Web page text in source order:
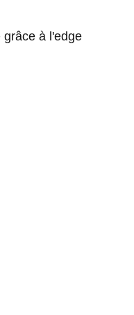
grâce à l'edge